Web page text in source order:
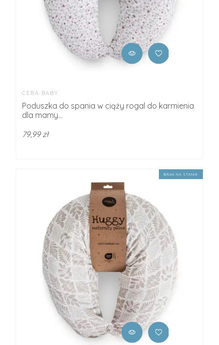
CEBA BABY
Poduszka do spania w ciąży rogal do karmienia
dla mamy...
79,99 zł
BRAK NA STANIE